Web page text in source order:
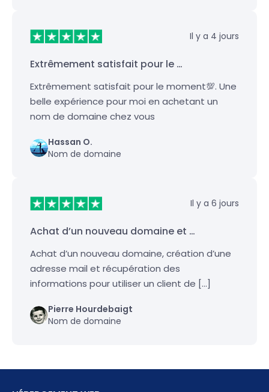
Il y a 4 jours
Extrêmement satisfait pour le …
Extrêmement satisfait pour le moment💯. Une
belle expérience pour moi en achetant un
nom de domaine chez vous
Hassan O.
Nom de domaine
Il y a 6 jours
Achat d’un nouveau domaine et …
Achat d’un nouveau domaine, création d’une
adresse mail et récupération des
informations pour utiliser un client de […]
Pierre Hourdebaigt
Nom de domaine